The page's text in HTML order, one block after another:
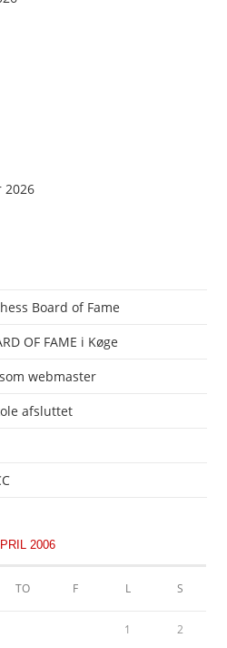
2026
Board of Fame
OF FAME i Køge
webmaster
afsluttet
2006
TO F L S
1 2